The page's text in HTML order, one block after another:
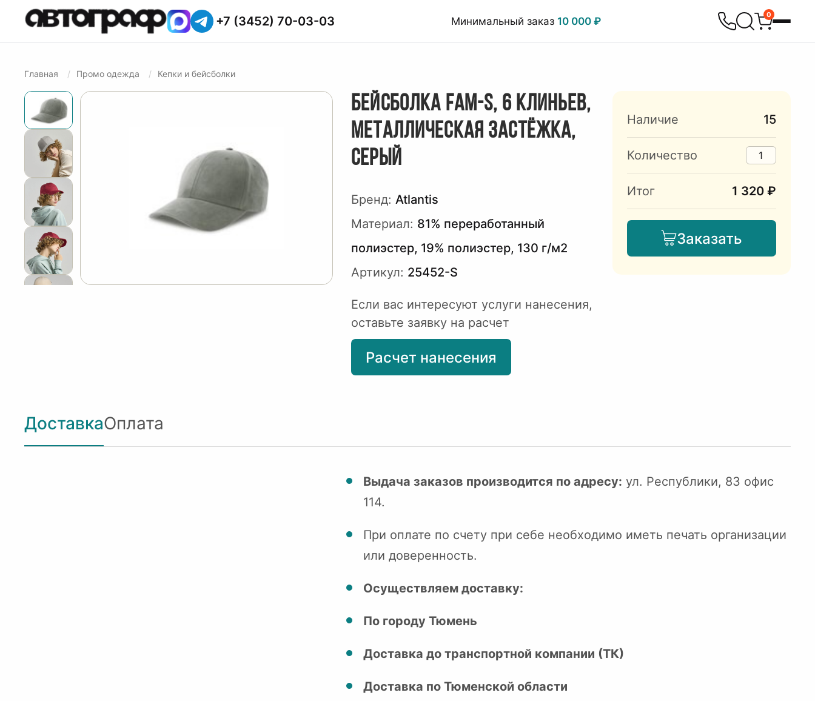
+7 (3452) 70-03-03 Минимальный заказ 10 000 ₽
0
Главная Промо одежда Кепки и бейсболки
БЕЙСБОЛКА FAM-S, 6 КЛИНЬЕВ,
МЕТАЛЛИЧЕСКАЯ ЗАСТЁЖКА,
СЕРЫЙ
Бренд: Atlantis
Материал: 81% переработанный
полиэстер, 19% полиэстер, 130 г/м2
Артикул: 25452-S
Если вас интересуют услуги нанесения,
оставьте заявку на расчет
Расчет нанесения
Наличие 15
Количество
Итог 1 320 ₽
Заказать
ДоставкаОплата
Выдача заказов производится по адресу: ул. Республики, 83 офис
114.
При оплате по счету при себе необходимо иметь печать организации
или доверенность.
Осуществляем доставку:
По городу Тюмень
Доставка до транспортной компании (ТК)
Доставка по Тюменской области